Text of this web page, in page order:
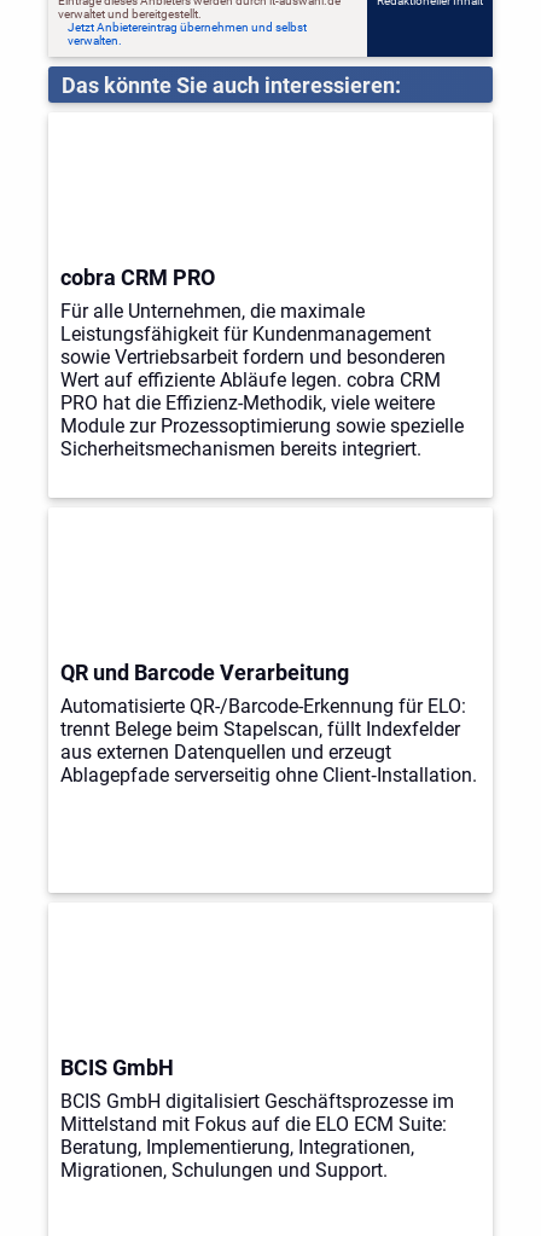
verwaltet und bereitgestellt.
Jetzt Anbietereintrag übernehmen und selbst
verwalten.
Das könnte Sie auch interessieren:
cobra CRM PRO
Für alle Unternehmen, die maximale
Leistungsfähigkeit für Kundenmanagement
sowie Vertriebsarbeit fordern und besonderen
Wert auf effiziente Abläufe legen. cobra CRM
PRO hat die Effizienz-Methodik, viele weitere
Module zur Prozessoptimierung sowie spezielle
Sicherheitsmechanismen bereits integriert.
QR und Barcode Verarbeitung
Automatisierte QR-/Barcode-Erkennung für ELO:
trennt Belege beim Stapelscan, füllt Indexfelder
aus externen Datenquellen und erzeugt
Ablagepfade serverseitig ohne Client‑Installation.
BCIS GmbH
BCIS GmbH digitalisiert Geschäftsprozesse im
Mittelstand mit Fokus auf die ELO ECM Suite:
Beratung, Implementierung, Integrationen,
Migrationen, Schulungen und Support.